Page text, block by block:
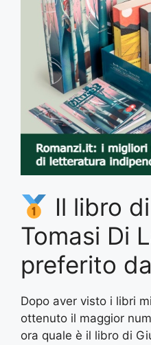
Il libro
Tomasi Di
preferito
Dopo aver visto i libri
ottenuto il maggior
ora quale è il libro di